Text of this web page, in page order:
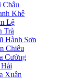
Châu
Khê
Lệ
Trà
Hành Sơn
Chiểu
Cường
Xuân